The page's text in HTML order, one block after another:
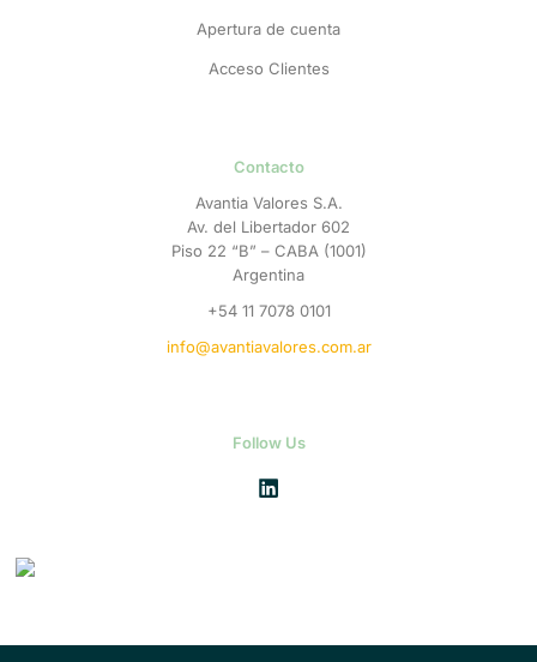
Apertura de cuenta
Acceso Clientes
Contacto
Avantia Valores S.A.
Av. del Libertador 602
Piso 22 “B” – CABA (1001)
Argentina
+54 11 7078 0101
info@avantiavalores.com.ar
Follow Us